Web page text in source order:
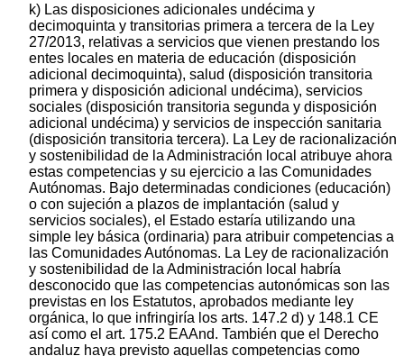
k) Las disposiciones adicionales undécima y
decimoquinta y transitorias primera a tercera de la Ley
27/2013, relativas a servicios que vienen prestando los
entes locales en materia de educación (disposición
adicional decimoquinta), salud (disposición transitoria
primera y disposición adicional undécima), servicios
sociales (disposición transitoria segunda y disposición
adicional undécima) y servicios de inspección sanitaria
(disposición transitoria tercera). La Ley de racionalización
y sostenibilidad de la Administración local atribuye ahora
estas competencias y su ejercicio a las Comunidades
Autónomas. Bajo determinadas condiciones (educación)
o con sujeción a plazos de implantación (salud y
servicios sociales), el Estado estaría utilizando una
simple ley básica (ordinaria) para atribuir competencias a
las Comunidades Autónomas. La Ley de racionalización
y sostenibilidad de la Administración local habría
desconocido que las competencias autonómicas son las
previstas en los Estatutos, aprobados mediante ley
orgánica, lo que infringiría los arts. 147.2 d) y 148.1 CE
así como el art. 175.2 EAAnd. También que el Derecho
andaluz haya previsto aquellas competencias como